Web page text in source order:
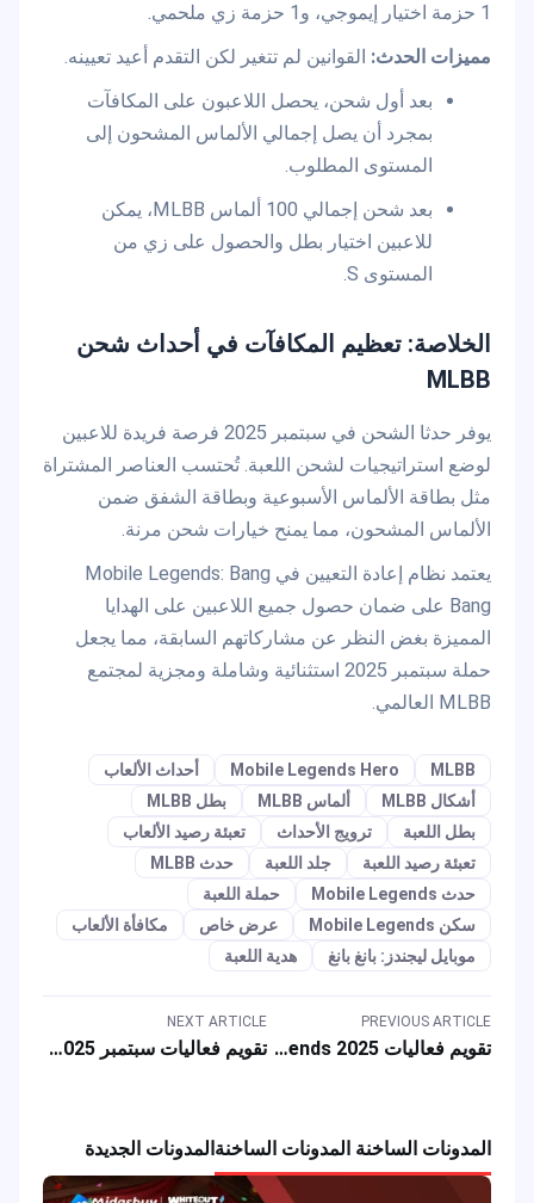
1 حزمة اختيار إيموجي، و1 حزمة زي ملحمي.
مميزات الحدث: القوانين لم تتغير لكن التقدم أعيد تعيينه.
بعد أول شحن، يحصل اللاعبون على المكافآت
بمجرد أن يصل إجمالي الألماس المشحون إلى
المستوى المطلوب.
بعد شحن إجمالي 100 ألماس MLBB، يمكن
للاعبين اختيار بطل والحصول على زي من
المستوى S.
الخلاصة: تعظيم المكافآت في أحداث شحن
MLBB
يوفر حدثا الشحن في سبتمبر 2025 فرصة فريدة للاعبين
لوضع استراتيجيات لشحن اللعبة. تُحتسب العناصر المشتراة
مثل بطاقة الألماس الأسبوعية وبطاقة الشفق ضمن
الألماس المشحون، مما يمنح خيارات شحن مرنة.
يعتمد نظام إعادة التعيين في Mobile Legends: Bang
Bang على ضمان حصول جميع اللاعبين على الهدايا
المميزة بغض النظر عن مشاركاتهم السابقة، مما يجعل
حملة سبتمبر 2025 استثنائية وشاملة ومجزية لمجتمع
MLBB العالمي.
MLBB
Mobile Legends Hero
أحداث الألعاب
أشكال MLBB
ألماس MLBB
بطل MLBB
بطل اللعبة
ترويج الأحداث
تعبئة رصيد الألعاب
تعبئة رصيد اللعبة
جلد اللعبة
حدث MLBB
حدث Mobile Legends
حملة اللعبة
سكن Mobile Legends
عرض خاص
مكافأة الألعاب
موبايل ليجندز: بانغ بانغ
هدية اللعبة
PREVIOUS ARTICLE
تقويم فعاليات Mobile Legends 2025: جوائز وأزياء MLBB لشهر يونيو
NEXT ARTICLE
تقويم فعاليات سبتمبر 2025 في Mobile Legends: Bang Bang: فعاليات MLBB والمكافآت
المدونات الساخنة المدونات الساخنةالمدونات الجديدة